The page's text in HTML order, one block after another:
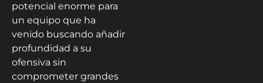
potencial enorme para
un equipo que ha
venido buscando añadir
profundidad a su
ofensiva sin
comprometer grandes